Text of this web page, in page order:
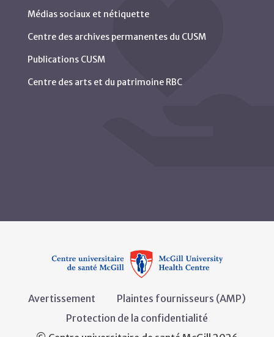
Médias sociaux et nétiquette
Centre des archives permanentes du CUSM
Publications CUSM
Centre des arts et du patrimoine RBC
Avertissement
Plaintes fournisseurs (AMP)
Protection de la confidentialité